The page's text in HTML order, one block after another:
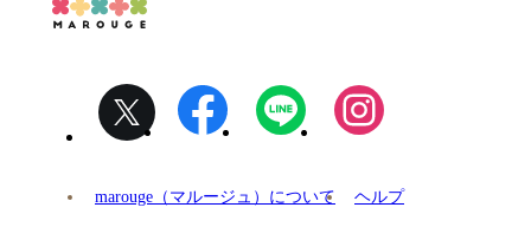
marouge（マルージュ）について ヘルプ